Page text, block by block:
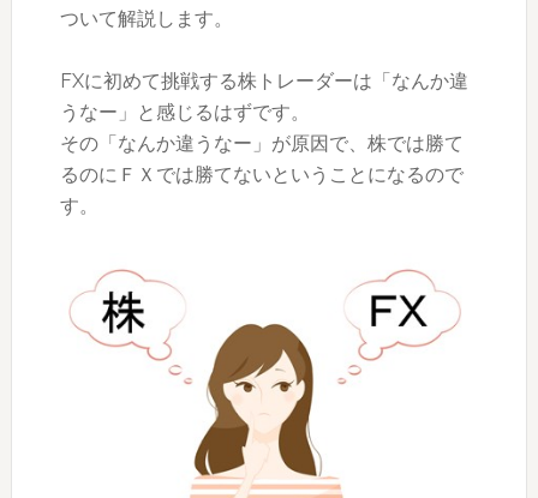
ついて解説します。
FXに初めて挑戦する株トレーダーは「なんか違
うなー」と感じるはずです。
その「なんか違うなー」が原因で、株では勝て
るのにＦＸでは勝てないということになるので
す。